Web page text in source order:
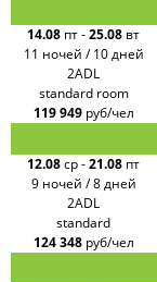
14.08 пт-25.08 вт
11 ночей / 10 дней
2ADL
standard room
119 949 руб/чел
12.08ср-21.08 пт
9 ночей / 8 дней
2ADL
standard
124 348 руб/чел